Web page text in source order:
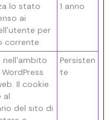
lo stato
ai
per
corrente
1 anno
nell'ambito
Il cookie
al
del sito di
Persisten
te